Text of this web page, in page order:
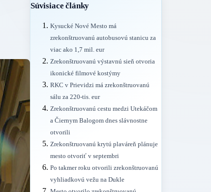
Súvisiace články
Kysucké Nové Mesto má
zrekonštruovanú autobusovú stanicu za
viac ako 1,7 mil. eur
Zrekonštruovanú výstavnú sieň otvoria
ikonické filmové kostýmy
RKC v Prievidzi má zrekonštruovanú
sálu za 220-tis. eur
Zrekonštruovanú cestu medzi Utekáčom
a Čiernym Balogom dnes slávnostne
otvorili
Zrekonštruovanú krytú plaváreň plánuje
mesto otvoriť v septembri
Po takmer roku otvorili zrekonštruovanú
vyhliadkovú vežu na Dukle